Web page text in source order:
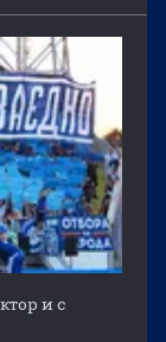
и с